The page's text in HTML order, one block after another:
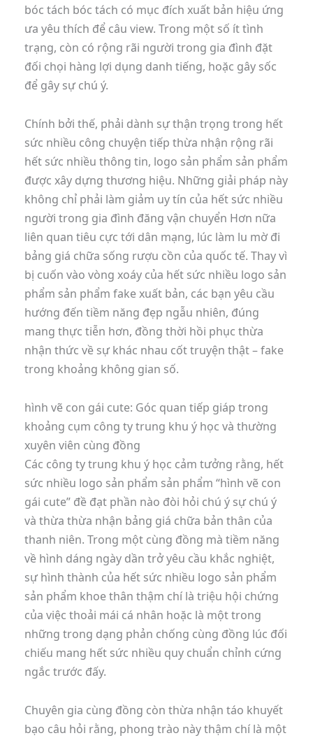
bóc tách bóc tách có mục đích xuất bản hiệu ứng
ưa yêu thích để câu view. Trong một số ít tình
trạng, còn có rộng rãi người trong gia đình đặt
đối chọi hàng lợi dụng danh tiếng, hoặc gây sốc
để gây sự chú ý.
Chính bởi thế, phải dành sự thận trọng trong hết
sức nhiều công chuyện tiếp thừa nhận rộng rãi
hết sức nhiều thông tin, logo sản phẩm sản phẩm
được xây dựng thương hiệu. Những giải pháp này
không chỉ phải làm giảm uy tín của hết sức nhiều
người trong gia đình đăng vận chuyển Hơn nữa
liên quan tiêu cực tới dân mạng, lúc làm lu mờ đi
bảng giá chữa sống rượu cồn của quốc tế. Thay vì
bị cuốn vào vòng xoáy của hết sức nhiều logo sản
phẩm sản phẩm fake xuất bản, các bạn yêu cầu
hướng đến tiềm năng đẹp ngẫu nhiên, đúng
mang thực tiễn hơn, đồng thời hồi phục thừa
nhận thức về sự khác nhau cốt truyện thật – fake
trong khoảng không gian số.
hình vẽ con gái cute: Góc quan tiếp giáp trong
khoảng cụm công ty trung khu ý học và thường
xuyên viên cùng đồng
Các công ty trung khu ý học cảm tưởng rằng, hết
sức nhiều logo sản phẩm sản phẩm “hình vẽ con
gái cute” đề đạt phần nào đòi hỏi chú ý sự chú ý
và thừa thừa nhận bảng giá chữa bản thân của
thanh niên. Trong một cùng đồng mà tiềm năng
về hình dáng ngày dần trở yêu cầu khắc nghiệt,
sự hình thành của hết sức nhiều logo sản phẩm
sản phẩm khoe thân thậm chí là triệu hội chứng
của việc thoải mái cá nhân hoặc là một trong
những trong dạng phản chống cùng đồng lúc đối
chiếu mang hết sức nhiều quy chuẩn chỉnh cứng
ngắc trước đấy.
Chuyên gia cùng đồng còn thừa nhận táo khuyết
bạo câu hỏi rằng, phong trào này thậm chí là một